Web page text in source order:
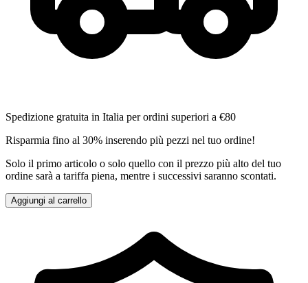
Spedizione gratuita in Italia per ordini superiori a €80
Risparmia fino al 30% inserendo più pezzi nel tuo ordine!
Solo il primo articolo o solo quello con il prezzo più alto del tuo
ordine sarà a tariffa piena, mentre i successivi saranno scontati.
Aggiungi al carrello